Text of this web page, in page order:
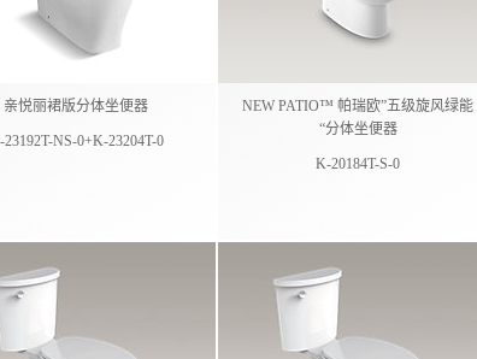
亲悦丽裙版分体坐便器
23192T-NS-0+K-23204T-0
NEW PATIO™ 帕瑞欧”五级旋风绿能
“分体坐便器
K-20184T-S-0